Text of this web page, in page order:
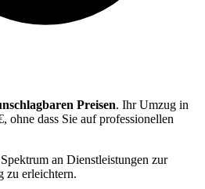
Preisen. Ihr Umzug in
ohne dass Sie auf professionellen
an Dienstleistungen zur
zu erleichtern.